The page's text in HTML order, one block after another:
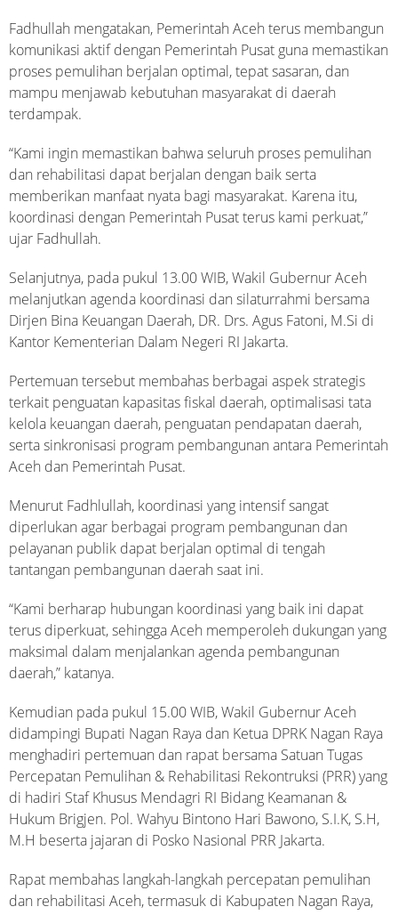
Fadhullah mengatakan, Pemerintah Aceh terus membangun
komunikasi aktif dengan Pemerintah Pusat guna memastikan
proses pemulihan berjalan optimal, tepat sasaran, dan
mampu menjawab kebutuhan masyarakat di daerah
terdampak.
“Kami ingin memastikan bahwa seluruh proses pemulihan
dan rehabilitasi dapat berjalan dengan baik serta
memberikan manfaat nyata bagi masyarakat. Karena itu,
koordinasi dengan Pemerintah Pusat terus kami perkuat,”
ujar Fadhullah.
Selanjutnya, pada pukul 13.00 WIB, Wakil Gubernur Aceh
melanjutkan agenda koordinasi dan silaturrahmi bersama
Dirjen Bina Keuangan Daerah, DR. Drs. Agus Fatoni, M.Si di
Kantor Kementerian Dalam Negeri RI Jakarta.
Pertemuan tersebut membahas berbagai aspek strategis
terkait penguatan kapasitas fiskal daerah, optimalisasi tata
kelola keuangan daerah, penguatan pendapatan daerah,
serta sinkronisasi program pembangunan antara Pemerintah
Aceh dan Pemerintah Pusat.
Menurut Fadhlullah, koordinasi yang intensif sangat
diperlukan agar berbagai program pembangunan dan
pelayanan publik dapat berjalan optimal di tengah
tantangan pembangunan daerah saat ini.
“Kami berharap hubungan koordinasi yang baik ini dapat
terus diperkuat, sehingga Aceh memperoleh dukungan yang
maksimal dalam menjalankan agenda pembangunan
daerah,” katanya.
Kemudian pada pukul 15.00 WIB, Wakil Gubernur Aceh
didampingi Bupati Nagan Raya dan Ketua DPRK Nagan Raya
menghadiri pertemuan dan rapat bersama Satuan Tugas
Percepatan Pemulihan & Rehabilitasi Rekontruksi (PRR) yang
di hadiri Staf Khusus Mendagri RI Bidang Keamanan &
Hukum Brigjen. Pol. Wahyu Bintono Hari Bawono, S.I.K, S.H,
M.H beserta jajaran di Posko Nasional PRR Jakarta.
Rapat membahas langkah-langkah percepatan pemulihan
dan rehabilitasi Aceh, termasuk di Kabupaten Nagan Raya,